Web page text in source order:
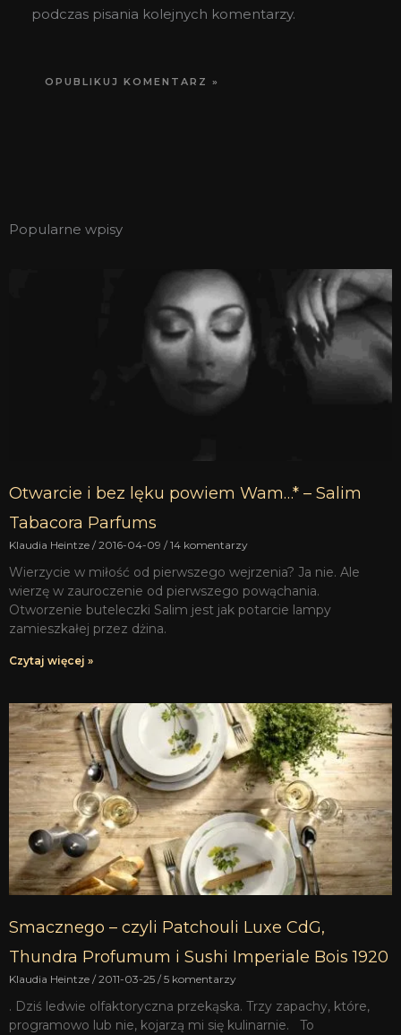
podczas pisania kolejnych komentarzy.
Popularne wpisy
Otwarcie i bez lęku powiem Wam…* – Salim
Tabacora Parfums
Klaudia Heintze 2016-04-09 14 komentarzy
Wierzycie w miłość od pierwszego wejrzenia? Ja nie. Ale
wierzę w zauroczenie od pierwszego powąchania.
Otworzenie buteleczki Salim jest jak potarcie lampy
zamieszkałej przez dżina.
Czytaj więcej »
Smacznego – czyli Patchouli Luxe CdG,
Thundra Profumum i Sushi Imperiale Bois 1920
Klaudia Heintze 2011-03-25 5 komentarzy
. Dziś ledwie olfaktoryczna przekąska. Trzy zapachy, które,
programowo lub nie, kojarzą mi się kulinarnie. To